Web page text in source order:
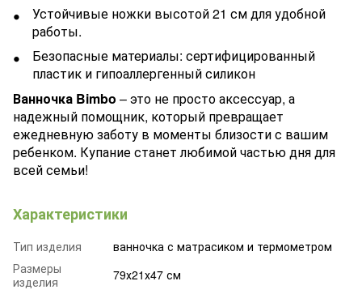
Устойчивые ножки высотой 21 см для удобной
работы.
Безопасные материалы: сертифицированный
пластик и гипоаллергенный силикон
Ванночка Bimbo – это не просто аксессуар, а
надежный помощник, который превращает
ежедневную заботу в моменты близости с вашим
ребенком. Купание станет любимой частью дня для
всей семьи!
Характеристики
Тип изделия
ванночка с матрасиком и термометром
Размеры
изделия
79х21х47 см